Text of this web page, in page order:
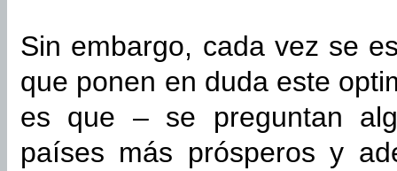
Sin embargo, cada vez se
que ponen en duda este
es que – se preguntan
países más prósperos y